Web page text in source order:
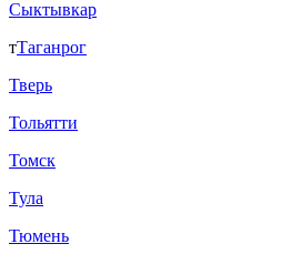
Сыктывкар
тТаганрог
Тверь
Тольятти
Томск
Тула
Тюмень